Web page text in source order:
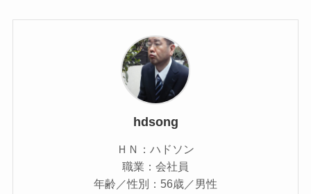
hdsong
ＨＮ：ハドソン
職業：会社員
年齢／性別：56歳／男性